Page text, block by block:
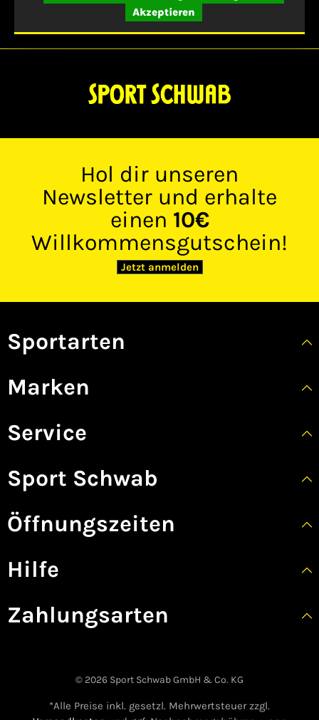
Hol dir unseren
Newsletter und erhalte
einen 10€
Willkommensgutschein!
Jetzt anmelden
Sportarten
Marken
Service
Sport Schwab
Öffnungszeiten
Hilfe
Zahlungsarten
© 2026 Sport Schwab GmbH & Co. KG
*Alle Preise inkl. gesetzl. Mehrwertsteuer zzgl.
Akzeptieren